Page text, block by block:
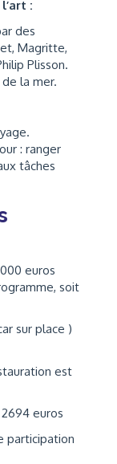
:
des
Magritte,
Plisson.
la mer.
: ranger
tâches
euros
soit
sur place )
est
euros
participation